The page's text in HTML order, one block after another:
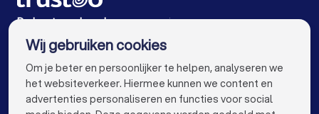
Reclamebureaus in Oosterbeek
Reclamebureaus in Amsterdam
Reclamebureaus in Rotterdam
Reclamebureaus in Den Haag
De beste reclamebureaus voor jou
Wij gebruiken cookies
Om je beter en persoonlijker te helpen, analyseren we
het websiteverkeer. Hiermee kunnen we content en
advertenties personaliseren en functies voor social